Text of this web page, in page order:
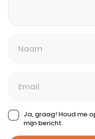
Ja, graag! Houd me
mijn bericht.